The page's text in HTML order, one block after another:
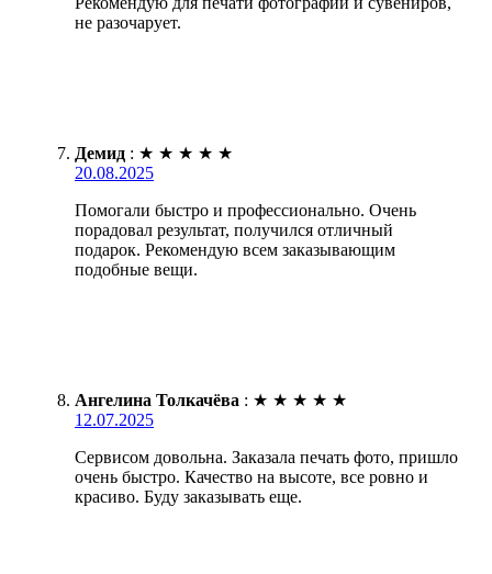
не разочарует.
Демид : ★ ★ ★ ★ ★
20.08.2025
Помогали быстро и профессионально. Очень
порадовал результат, получился отличный
подарок. Рекомендую всем заказывающим
подобные вещи.
Ангелина Толкачёва : ★ ★ ★ ★ ★
12.07.2025
Сервисом довольна. Заказала печать фото, пришло
очень быстро. Качество на высоте, все ровно и
красиво. Буду заказывать еще.